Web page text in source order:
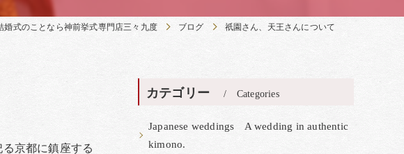
婚式のことなら神前挙式専門店三々九度 ブログ 祇園さん、天王さんについて
京都に鎮座する
カテゴリー Categories
Japanese weddings A wedding in authentic
kimono.